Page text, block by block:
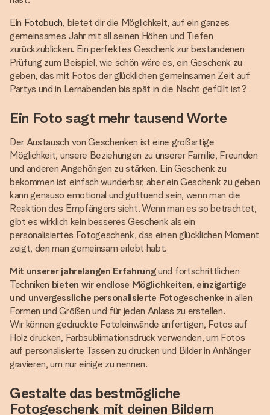
Ein Fotobuch, bietet dir die Möglichkeit, auf ein ganzes
gemeinsames Jahr mit all seinen Höhen und Tiefen
zurückzublicken. Ein perfektes Geschenk zur bestandenen
Prüfung zum Beispiel, wie schön wäre es, ein Geschenk zu
geben, das mit Fotos der glücklichen gemeinsamen Zeit auf
Partys und in Lernabenden bis spät in die Nacht gefüllt ist?
Ein Foto sagt mehr tausend Worte
Der Austausch von Geschenken ist eine großartige
Möglichkeit, unsere Beziehungen zu unserer Familie, Freunden
und anderen Angehörigen zu stärken. Ein Geschenk zu
bekommen ist einfach wunderbar, aber ein Geschenk zu geben
kann genauso emotional und guttuend sein, wenn man die
Reaktion des Empfängers sieht. Wenn man es so betrachtet,
gibt es wirklich kein besseres Geschenk als ein
personalisiertes Fotogeschenk, das einen glücklichen Moment
zeigt, den man gemeinsam erlebt habt.
Mit unserer jahrelangen Erfahrungund fortschrittlichen
Techniken bieten wir endlose Möglichkeiten, einzigartige
und unvergessliche personalisierte Fotogeschenke in allen
Formen und Größen und für jeden Anlass zu erstellen.
Wir können gedruckte Fotoleinwände anfertigen, Fotos auf
Holz drucken, Farbsublimationsdruck verwenden, um Fotos
auf personalisierte Tassen zu drucken und Bilder in Anhänger
gravieren, um nur einige zu nennen.
Gestalte das bestmögliche
Fotogeschenk mit deinen Bildern